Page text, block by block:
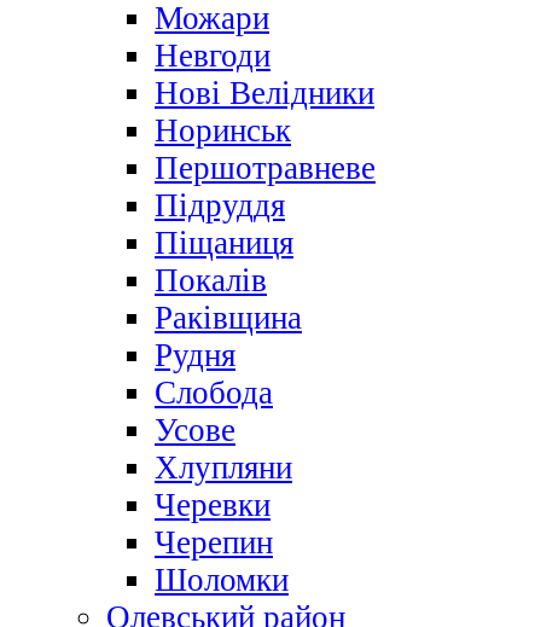
Можари
Невгоди
Нові Велідники
Норинськ
Першотравневе
Підруддя
Піщаниця
Покалів
Раківщина
Рудня
Слобода
Усове
Хлупляни
Черевки
Черепин
Шоломки
Олевський район